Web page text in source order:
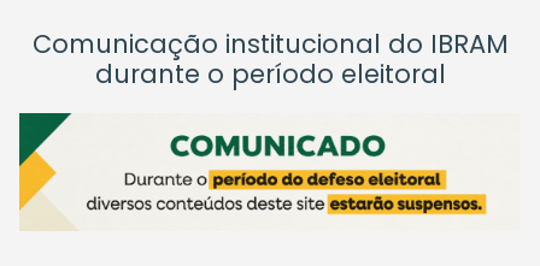
Comunicação institucional do IBRAM
durante o período eleitoral